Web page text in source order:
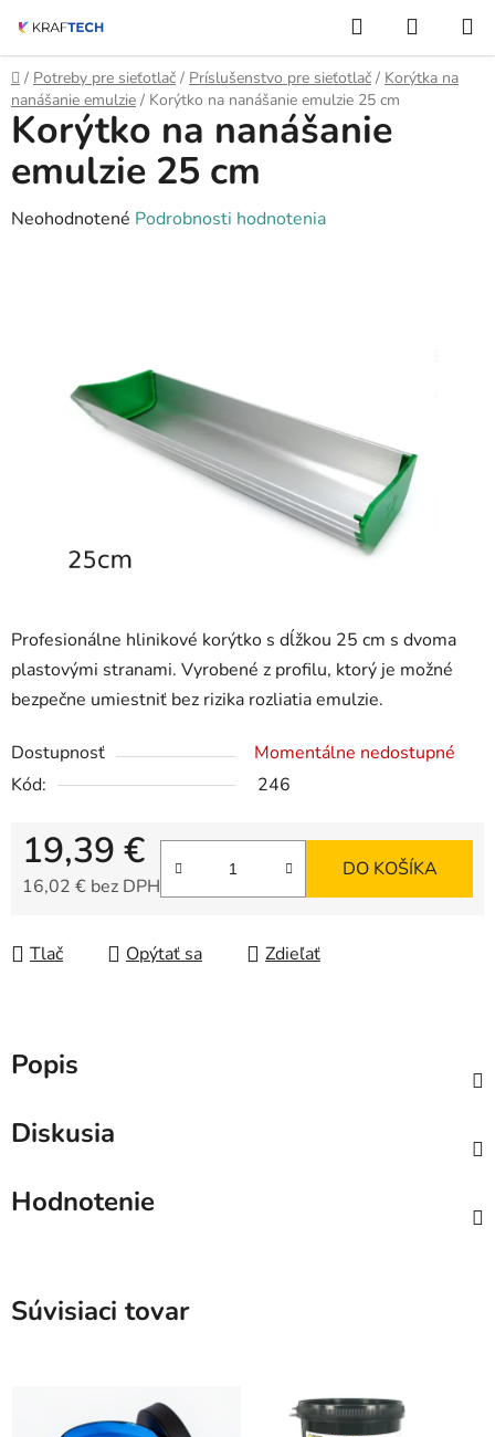
obsah
Hľadať
KOŠÍK
Domov
/ Potreby pre sieťotlač / Príslušenstvo pre sieťotlač / Korýtka na
nanášanie emulzie / Korýtko na nanášanie emulzie 25 cm
Profesionálne hlinikové korýtko s dĺžkou 25 cm s dvoma
plastovými stranami. Vyrobené z profilu, ktorý je možné
bezpečne umiestniť bez rizika rozliatia emulzie.
Dostupnosť
Momentálne nedostupné
Kód:
246
19,39 €
16,02 € bez DPH
DO KOŠÍKA
Tlač Opýtať sa Zdieľať
Korýtko na nanášanie
emulzie 25 cm
Priemerné
hviezdičiek.
Neohodnotené Podrobnosti hodnotenia
Popis
Diskusia
Hodnotenie
Súvisiaci tovar